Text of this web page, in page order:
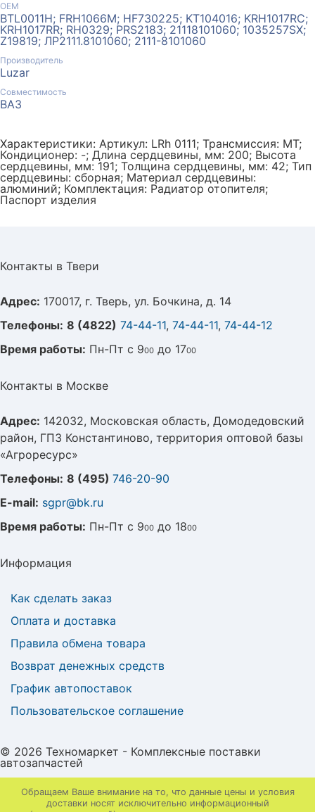
ОЕМ
BTL0011H; FRH1066M; HF730225; KT104016; KRH1017RC;
KRH1017RR; RH0329; PRS2183; 21118101060; 1035257SX;
Z19819; ЛР2111.8101060; 2111-8101060
Производитель
Luzar
Совместимость
ВАЗ
Характеристики: Артикул: LRh 0111; Трансмиссия: MT;
Кондиционер: -; Длина сердцевины, мм: 200; Высота
сердцевины, мм: 191; Толщина сердцевины, мм: 42; Тип
сердцевины: сборная; Материал сердцевины:
алюминий; Комплектация: Радиатор отопителя;
Паспорт изделия
Контакты в Твери
Адрес: 170017, г. Тверь, ул. Бочкина, д. 14
Телефоны: 8 (4822) 74-44-11, 74-44-11, 74-44-12
Время работы: Пн-Пт с 900 до 1700
Контакты в Москве
Адрес: 142032, Московская область, Домодедовский
район, ГПЗ Константиново, территория оптовой базы
«Агроресурс»
Телефоны: 8 (495) 746-20-90
E-mail: sgpr@bk.ru
Время работы: Пн-Пт с 900 до 1800
Информация
Как сделать заказ
Оплата и доставка
Правила обмена товара
Возврат денежных средств
График автопоставок
Пользовательское соглашение
© 2026 Техномаркет - Комплексные поставки
автозапчастей
Обращаем Ваше внимание на то, что данные цены и условия
доставки носят исключительно информационный